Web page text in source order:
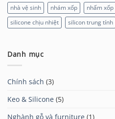
nhà vệ sinh
nhám xốp nhấm xốp
silicone chịu nhiệt
silicon trung tính
Danh mục
Chính sách (3)
Keo & Silicone (5)
Nghành gỗ và furniture (1)